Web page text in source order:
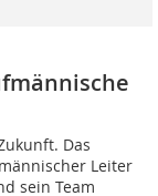
Das
Leiter
sein Team